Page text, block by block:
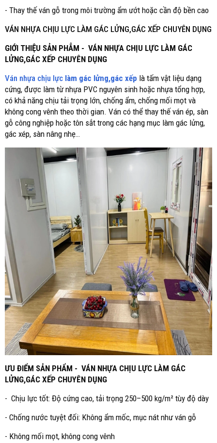
- Thay thế ván gỗ trong môi trường ẩm ướt hoặc cần độ bền cao
VÁN NHỰA CHỊU LỰC LÀM GÁC LỬNG,GÁC XẾP CHUYÊN DỤNG
GIỚI THIỆU SẢN PHẲM - VÁN NHỰA CHỊU LỰC LÀM GÁC
LỬNG,GÁC XẾP CHUYÊN DỤNG
Ván nhựa chịu lực làm gác lửng,gác xếp là tấm vật liệu dạng
cứng, được làm từ nhựa PVC nguyên sinh hoặc nhựa tổng hợp,
có khả năng chịu tải trọng lớn, chống ẩm, chống mối mọt và
không cong vênh theo thời gian. Ván có thể thay thế ván ép, sàn
gỗ công nghiệp hoặc tôn sắt trong các hạng mục làm gác lửng,
gác xép, sàn nâng nhẹ…
ƯU ĐIỂM SẢN PHẨM - VÁN NHỰA CHỊU LỰC LÀM GÁC
LỬNG,GÁC XẾP CHUYÊN DỤNG
- Chịu lực tốt: Độ cứng cao, tải trọng 250–500 kg/m² tùy độ dày
- Chống nước tuyệt đối: Không ẩm mốc, mục nát như ván gỗ
- Không mối mọt, không cong vênh